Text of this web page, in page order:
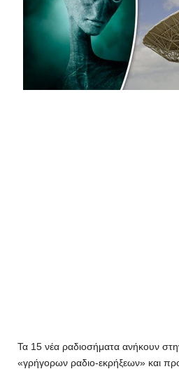
Τα 15 νέα ραδιοσήματα ανήκουν
«γρήγορων ραδιο-εκρήξεων» και